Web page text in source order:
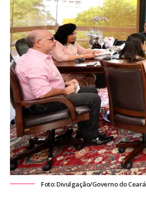
Foto: Divulgação/Governo do Ceará